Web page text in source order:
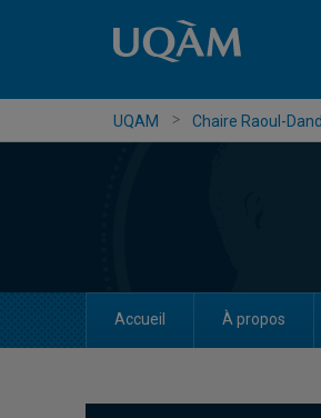
UQAM Chaire Raoul-
Accueil À propos